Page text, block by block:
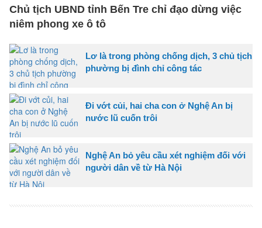
Chủ tịch UBND tỉnh Bến Tre chỉ đạo dừng việc
niêm phong xe ô tô
Lơ là trong phòng chống dịch, 3 chủ tịch
phường bị đình chỉ công tác
Đi vớt củi, hai cha con ở Nghệ An bị
nước lũ cuốn trôi
Nghệ An bỏ yêu cầu xét nghiệm đối với
người dân về từ Hà Nội